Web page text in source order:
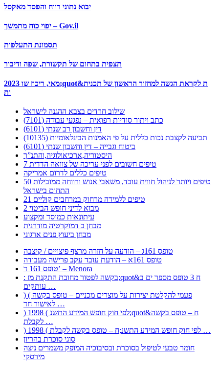
יבוא נתוני רווח והפסד מאקסל
יפוי כוח מתמשך – Gov.il
תסמונת התעלפות
תצפית בתחום של תקשורת, שפה ודיבור
2023 מאי, ריכוז שו;quot&ת לקראת הגשה למחזור הראשון של תכנית
ות
שילוב חרדים בצבא ההגנה לישראל
כתב ויתור סודיות רפואית – נפגעי עבודה (7101)
דין וחשבון רב שנתי (6101)
תביעה לקצבת נכות כללית על פי האמנות הבינלאומיות (10135)
ביטוח וגבייה – דין וחשבון שנתי (6101)
היסטוריה,ארכיאולוגיה,והתנ”ך
7 טיפים חשובים לפני עריכה של צוואה הדדית
טיפים כללים לדרום אמריקה
50 טיפים ויותר לניהול חווית עובד, משאבי אנוש ורווחה ממובילות
התחום בישראל
21 טיפים ללמידה מרחוק במרחבים קוליים
מבוא לדיני חופש הביטוי 2
עיתונאות כמוסד ומקצוע
מבחן ב דמוקרטיה מודרנית
מבחן ביעוץ פנים ארגוני
טופס 161ג – הודעה על חזרה מרצף פיצויים / קיצבה
טופס 161א – הודעת עובד עקב פרישה מעבודה
טופס 161 ד’ – Menora
: בקשה לפטור מחובת התקנת מז;quot&ח 3 טופס מספר ים ב
עותקים …
) ( פעמי להקלטת יצירות על מוצרים מכניים – טופס בקשה
לאישור חד …
) 1998 ( לפי חוק חופש המידע התשנ;quot&ח – טופס בקשה
לקבלת …
) 1998 ( לפי חוק חופש המידע התשנ;ח – טופס בקשה לקבלת …
סוגי סוכרת בהריון
חומר טבעי לטיפול בסוכרת ובסיבוכיה המופק משמרים ניצה
מירסקי